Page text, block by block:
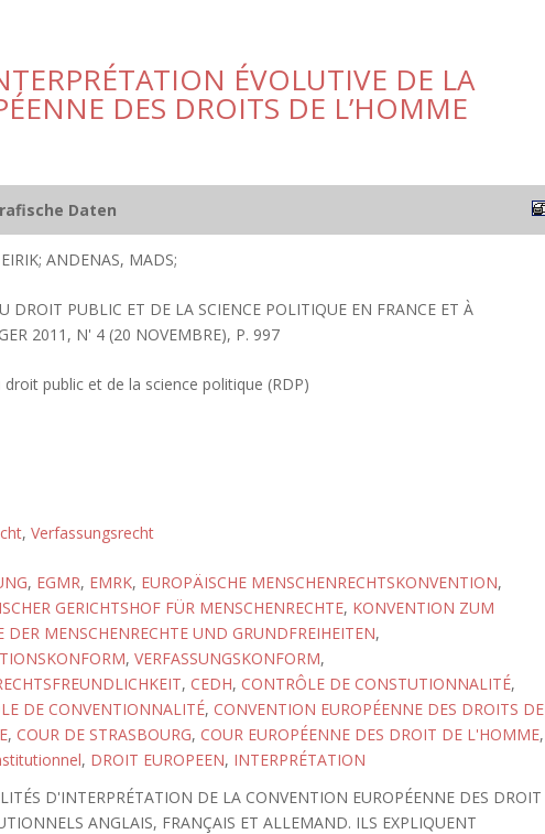
ÉVOLUTIVE DE LA
DES DROITS DE L’HOMME
Daten
ANDENAS, MADS;
DROIT PUBLIC ET DE LA SCIENCE POLITIQUE EN FRANCE ET À
2011, N' 4 (20 NOVEMBRE), P. 997
droit public et de la science politique (RDP)
, Verfassungsrecht
, EGMR, EMRK, EUROPÄISCHE MENSCHENRECHTSKONVENTION,
GERICHTSHOF FÜR MENSCHENRECHTE, KONVENTION ZUM
DER MENSCHENRECHTE UND GRUNDFREIHEITEN,
, VERFASSUNGSKONFORM,
, CEDH, CONTRÔLE DE CONSTUTIONNALITÉ,
DE CONVENTIONNALITÉ, CONVENTION EUROPÉENNE DES DROITS DE
, COUR DE STRASBOURG, COUR EUROPÉENNE DES DROIT DE L'HOMME,
, DROIT EUROPEEN, INTERPRÉTATION
D'INTERPRÉTATION DE LA CONVENTION EUROPÉENNE DES DROIT
ANGLAIS, FRANÇAIS ET ALLEMAND. ILS EXPLIQUENT